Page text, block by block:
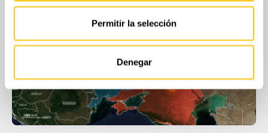
el contenido y los anuncios, ofrecer funciones de redes
información sobre el uso que haga del sitio web con
nuestros partners de redes sociales, publicidad y análisis
web, quienes pueden combinarla con otra información
Permitir la selección
Denegar